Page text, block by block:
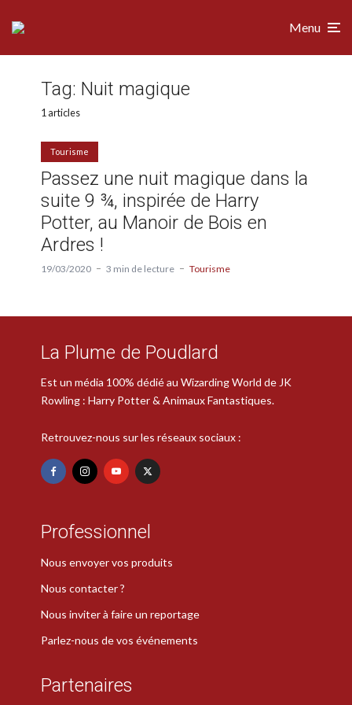
Menu
Tag: Nuit magique
1 articles
Tourisme
Passez une nuit magique dans la
suite 9 ¾, inspirée de Harry
Potter, au Manoir de Bois en
Ardres !
19/03/2020 3 min de lecture Tourisme
La Plume de Poudlard
Est un média 100% dédié au Wizarding World de JK
Rowling : Harry Potter & Animaux Fantastiques.
Retrouvez-nous sur les réseaux sociaux :
Professionnel
Nous envoyer vos produits
Nous contacter ?
Nous inviter à faire un reportage
Parlez-nous de vos événements
Partenaires